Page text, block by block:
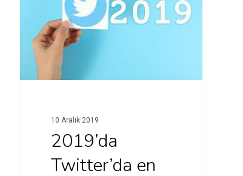
Hit enter to search or ESC to close
10 Aralık 2019
2019’da
Twitter’da en